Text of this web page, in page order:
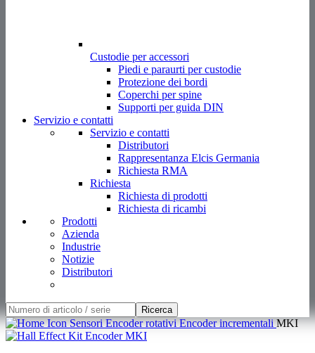
Custodie per accessori
Piedi e paraurti per custodie
Protezione dei bordi
Coperchi per spine
Supporti per guida DIN
Servizio e contatti
Servizio e contatti
Distributori
Rappresentanza Elcis Germania
Richiesta RMA
Richiesta
Richiesta di prodotti
Richiesta di ricambi
Prodotti
Azienda
Industrie
Notizie
Distributori
Ricerca
SensoriEncoder rotativiEncoder incrementaliMKI